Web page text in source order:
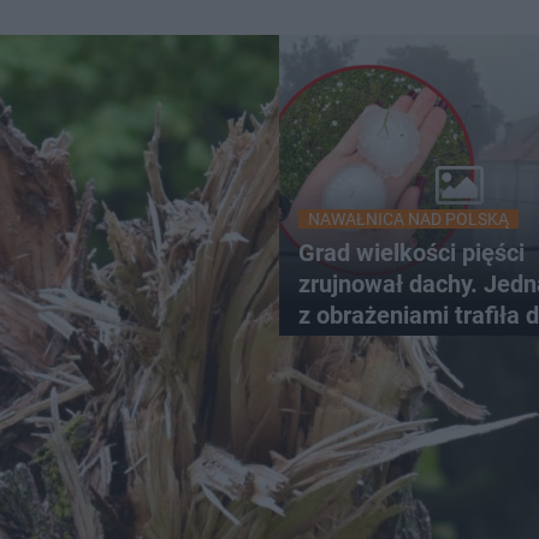
NAWAŁNICA NAD POLSKĄ
Grad wielkości pięści
zrujnował dachy.
z obrażeniami trafiła
szpitala